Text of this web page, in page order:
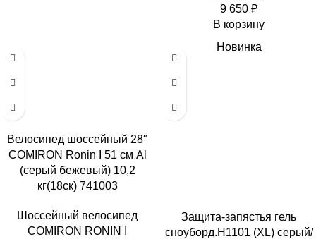
9 650 ₽
В корзину
Велосипед шоссейный 28″
COMIRON Ronin I 51 см Al
(серый бежевый) 10,2
кг(18ск) 741003
Шоссейный велосипед
COMIRON RONIN I
Новинка
Защита-запястья гель
сноуборд.H1101 (XL) серый/